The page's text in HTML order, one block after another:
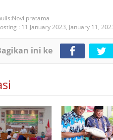
Novi pratama
: 11 January 2023, January 11,
ini ke